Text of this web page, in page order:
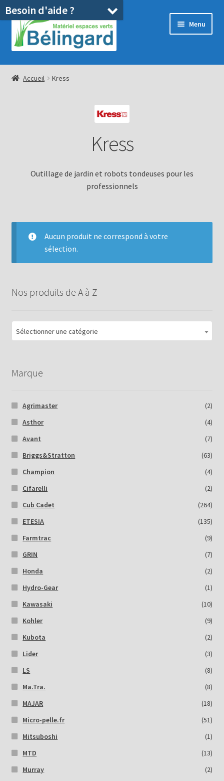
Aller
la
Aller
au
contenu
Menu
Accueil
Occasions
Accueil Kress
Kress
Outillage de jardin et robots tondeuses pour les
professionnels
Aucun produit ne correspond à votre
sélection.
Nos produits de A à Z
Sélectionner une catégorie
Marque
Agrimaster
(2)
Asthor
(4)
Avant
(7)
Briggs&Stratton
(63)
Champion
(4)
Cifarelli
(2)
Cub Cadet
(264)
ETESIA
(135)
Farmtrac
(9)
GRIN
(7)
Honda
(2)
Hydro-Gear
(1)
Kawasaki
(10)
Kohler
(9)
Kubota
(2)
Lider
(3)
LS
(8)
Ma.Tra.
(8)
MAJAR
(18)
Micro-pelle.fr
(51)
Mitsuboshi
(1)
MTD
(13)
Murray
(2)
Besoin d'aide ?